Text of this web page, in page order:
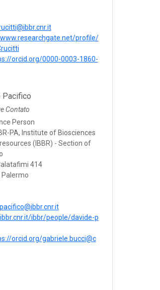
profile/
orcid.org/0000-0003-1860-
Pacifico
Contato
Person
PA, Institute of Biosciences
(IBBR) - Section of
414
Palermo
ibbr/people/davide-p
orcid.org/gabriele.bucci@c